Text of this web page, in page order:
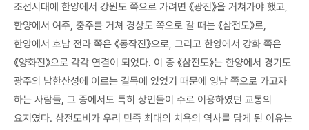
조선시대에 한양에서 강원도 쪽으로 가려면 《광진》을 거쳐가야 했고,
한양에서 여주, 충주를 거쳐 경상도 쪽으로 갈 때는 《삼전도》로,
한양에서 호남 전라 쪽은 《동작진》으로, 그리고 한양에서 강화 쪽은
《양화진》으로 각각 연결이 되었다. 이 중 《삼전도》는 한양에서 경기도
광주의 남한산성에 이르는 길목에 있었기 때문에 영남 쪽으로 가고자
하는 사람들, 그 중에서도 특히 상인들이 주로 이용하였던 교통의
요지였다. 삼전도비가 우리 민족 최대의 치욕의 역사를 담게 된 이유는